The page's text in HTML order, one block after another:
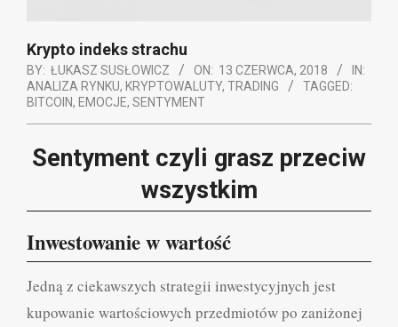
Krypto indeks strachu
BY: ŁUKASZ SUSŁOWICZ ON: 13 CZERWCA, 2018
IN:
ANALIZA RYNKU, KRYPTOWALUTY, TRADING
TAGGED:
BITCOIN, EMOCJE, SENTYMENT
Sentyment czyli grasz przeciw
wszystkim
Inwestowanie w wartość
Jedną z ciekawszych strategii inwestycyjnych jest
kupowanie wartościowych przedmiotów po zaniżonej